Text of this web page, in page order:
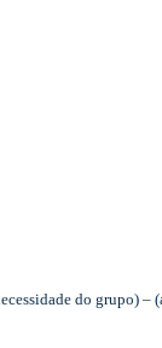
do grupo) –